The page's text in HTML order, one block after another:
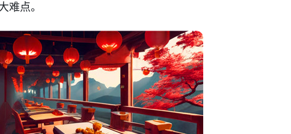
难点。